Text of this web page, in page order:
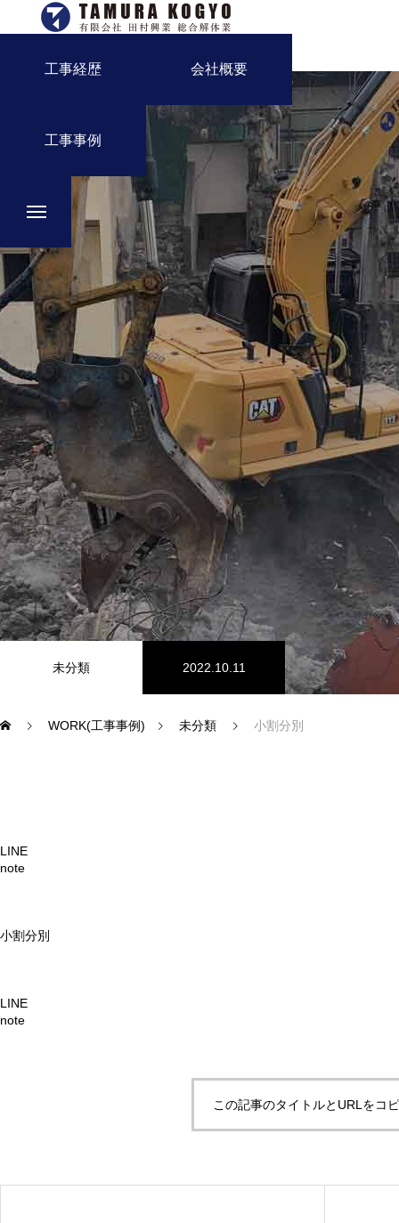
工事経歴 会社概要
工事事例
事業内容
会社概要
工事事例
事業内容 工事経歴 会社概要
未分類 2022.10.11
WORK(工事事例) 未分類 小割分別
LINE
note
小割分別
LINE
note
この記事のタイトルとURLをコ